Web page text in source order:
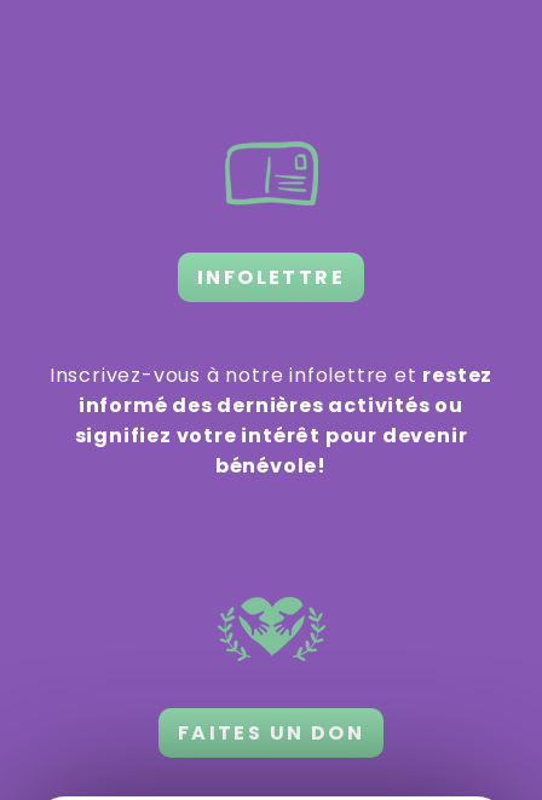
INFOLETTRE
Inscrivez-vous à notre infolettre et restez
informé des dernières activités ou
signifiez votre intérêt pour devenir
bénévole!
FAITES UN DON